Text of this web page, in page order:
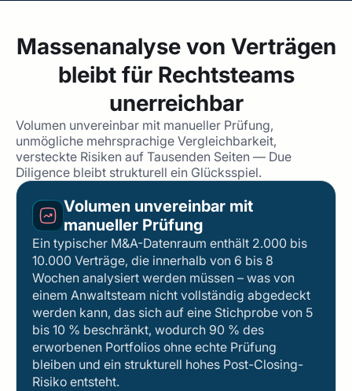
Massenanalyse von Verträgen
bleibt für Rechtsteams
unerreichbar
Volumen unvereinbar mit manueller Prüfung,
unmögliche mehrsprachige Vergleichbarkeit,
versteckte Risiken auf Tausenden Seiten — Due
Diligence bleibt strukturell ein Glücksspiel.
Volumen unvereinbar mit
manueller Prüfung
Ein typischer M&A-Datenraum enthält 2.000 bis
10.000 Verträge, die innerhalb von 6 bis 8
Wochen analysiert werden müssen – was von
einem Anwaltsteam nicht vollständig abgedeckt
werden kann, das sich auf eine Stichprobe von 5
bis 10 % beschränkt, wodurch 90 % des
erworbenen Portfolios ohne echte Prüfung
bleiben und ein strukturell hohes Post-Closing-
Risiko entsteht.